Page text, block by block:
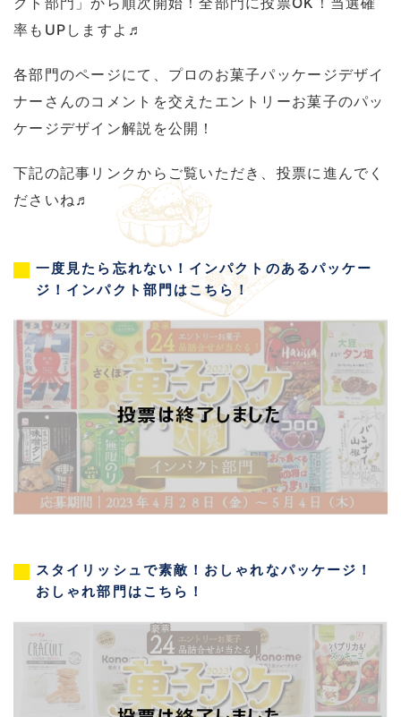
率もUPしますよ♬
各部門のページにて、プロのお菓子パッケージデザイ
ナーさんのコメントを交えたエントリーお菓子のパッ
ケージデザイン解説を公開！
下記の記事リンクからご覧いただき、投票に進んでく
ださいね♬
一度見たら忘れない！インパクトのあるパッケー
ジ！インパクト部門はこちら！
スタイリッシュで素敵！おしゃれなパッケージ！
おしゃれ部門はこちら！